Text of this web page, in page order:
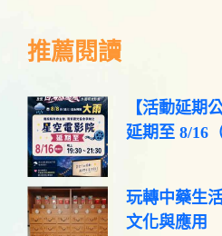
推薦閱讀
【活動延期
延期至 8/16
玩轉中藥生
文化與應用